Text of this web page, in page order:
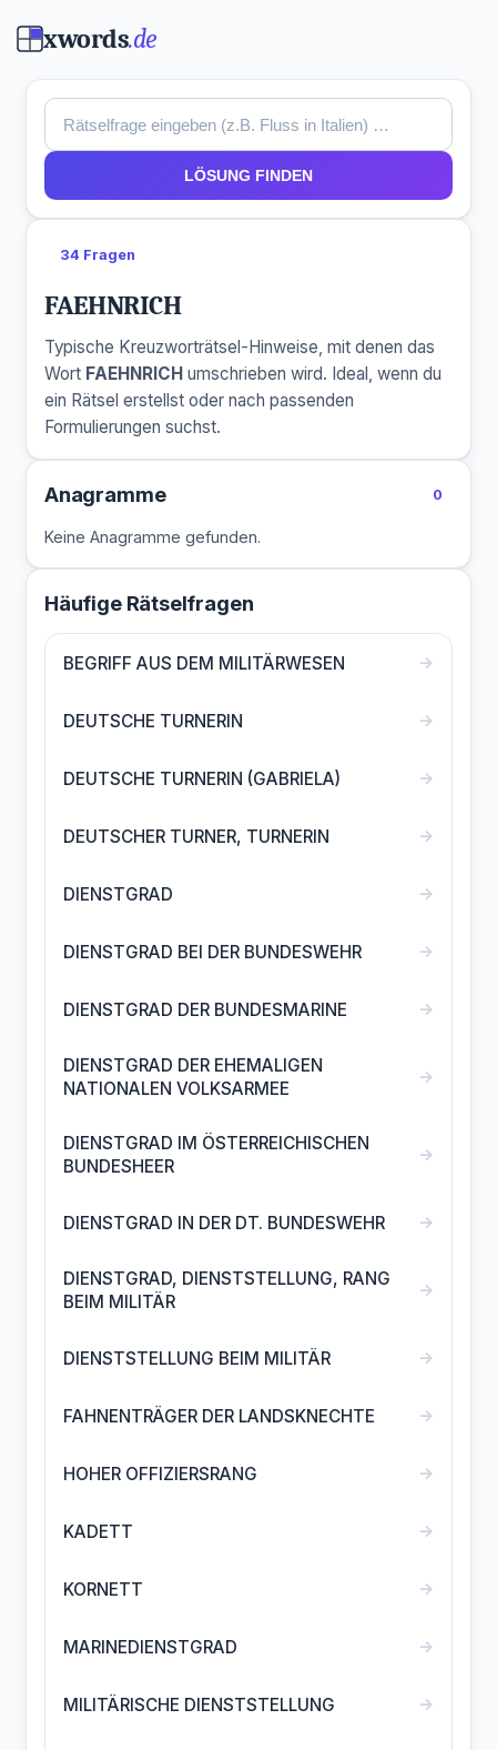
xwords.de
LÖSUNG FINDEN
34 Fragen
FAEHNRICH
Typische Kreuzworträtsel-Hinweise, mit denen das
Wort FAEHNRICH umschrieben wird. Ideal, wenn du
ein Rätsel erstellst oder nach passenden
Formulierungen suchst.
Anagramme 0
Keine Anagramme gefunden.
Häufige Rätselfragen
BEGRIFF AUS DEM MILITÄRWESEN →
DEUTSCHE TURNERIN →
DEUTSCHE TURNERIN (GABRIELA) →
DEUTSCHER TURNER, TURNERIN →
DIENSTGRAD →
DIENSTGRAD BEI DER BUNDESWEHR →
DIENSTGRAD DER BUNDESMARINE →
DIENSTGRAD DER EHEMALIGEN
NATIONALEN VOLKSARMEE
→
DIENSTGRAD IM ÖSTERREICHISCHEN
BUNDESHEER
→
DIENSTGRAD IN DER DT. BUNDESWEHR →
DIENSTGRAD, DIENSTSTELLUNG, RANG
BEIM MILITÄR
→
DIENSTSTELLUNG BEIM MILITÄR →
FAHNENTRÄGER DER LANDSKNECHTE →
HOHER OFFIZIERSRANG →
KADETT →
KORNETT →
MARINEDIENSTGRAD →
MILITÄRISCHE DIENSTSTELLUNG →